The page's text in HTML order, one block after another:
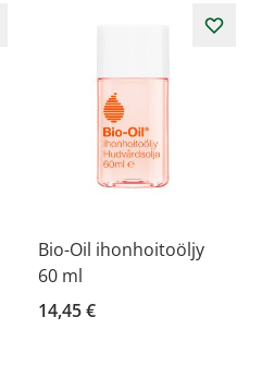
Bio-Oil ihonhoitoöljy
60 ml
14,45 €